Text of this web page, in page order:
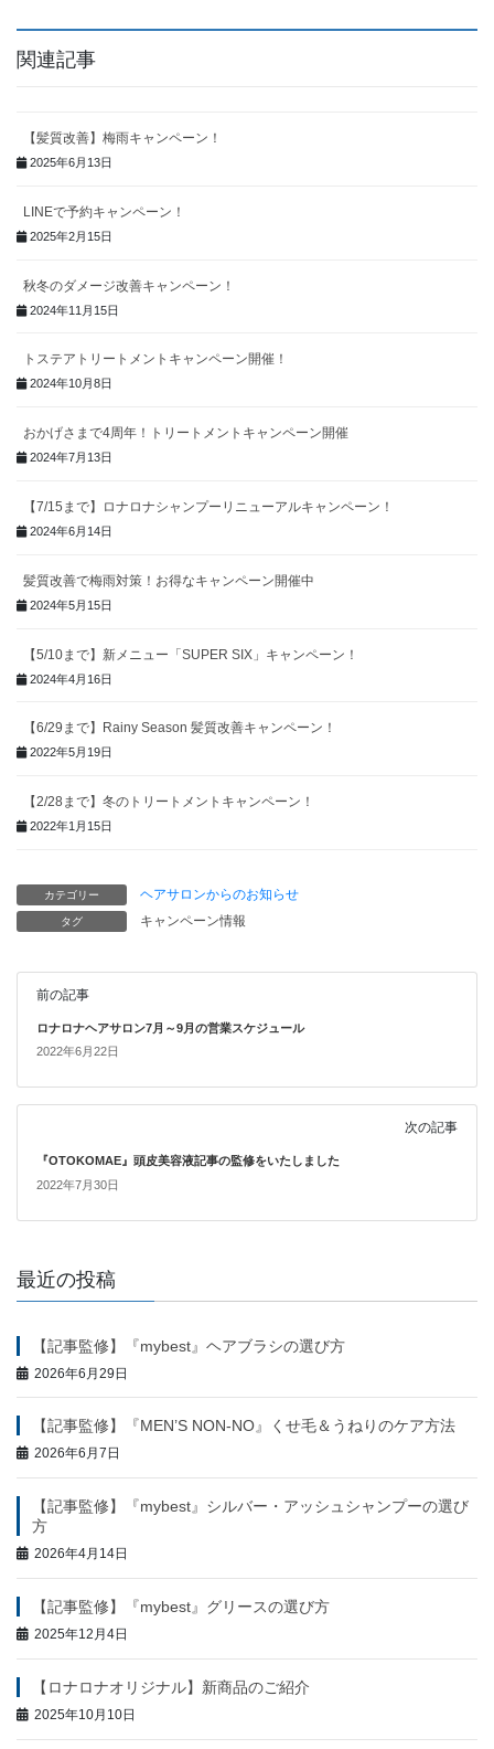
関連記事
【髪質改善】梅雨キャンペーン！
2025年6月13日
LINEで予約キャンペーン！
2025年2月15日
秋冬のダメージ改善キャンペーン！
2024年11月15日
トステアトリートメントキャンペーン開催！
2024年10月8日
おかげさまで4周年！トリートメントキャンペーン開催
2024年7月13日
【7/15まで】ロナロナシャンプーリニューアルキャンペーン！
2024年6月14日
髪質改善で梅雨対策！お得なキャンペーン開催中
2024年5月15日
【5/10まで】新メニュー「SUPER SIX」キャンペーン！
2024年4月16日
【6/29まで】Rainy Season 髪質改善キャンペーン！
2022年5月19日
【2/28まで】冬のトリートメントキャンペーン！
2022年1月15日
カテゴリー ヘアサロンからのお知らせ
タグ キャンペーン情報
前の記事
ロナロナヘアサロン7月～9月の営業スケジュール
2022年6月22日
次の記事
『OTOKOMAE』頭皮美容液記事の監修をいたしました
2022年7月30日
最近の投稿
【記事監修】『mybest』ヘアブラシの選び方
2026年6月29日
【記事監修】『MEN’S NON-NO』くせ毛＆うねりのケア方法
2026年6月7日
【記事監修】『mybest』シルバー・アッシュシャンプーの選び
方
2026年4月14日
【記事監修】『mybest』グリースの選び方
2025年12月4日
【ロナロナオリジナル】新商品のご紹介
2025年10月10日